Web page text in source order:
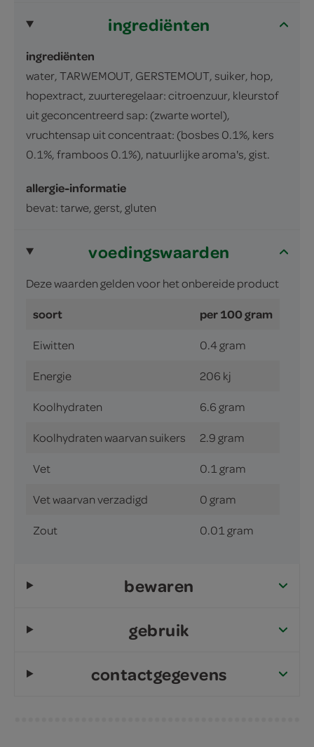
ingrediënten
ingrediënten
water, TARWEMOUT, GERSTEMOUT, suiker, hop,
hopextract, zuurteregelaar: citroenzuur, kleurstof
uit geconcentreerd sap: (zwarte wortel),
vruchtensap uit concentraat: (bosbes 0.1%, kers
0.1%, framboos 0.1%), natuurlijke aroma's, gist.
allergie-informatie
bevat: tarwe, gerst, gluten
voedingswaarden
Deze waarden gelden voor het onbereide product
soort per 100 gram
Eiwitten 0.4 gram
Energie 206 kj
Koolhydraten 6.6 gram
Koolhydraten waarvan suikers 2.9 gram
Vet 0.1 gram
Vet waarvan verzadigd 0 gram
Zout 0.01 gram
bewaren
gebruik
contactgegevens